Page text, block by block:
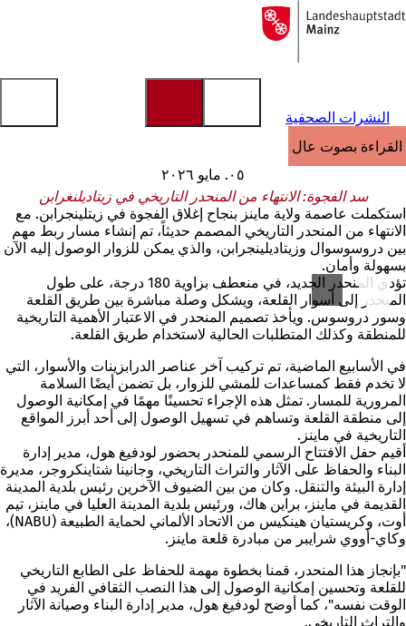
الانتقال إلى المحتوى
إلى
الصفحة
النشرات الصحفية
القراءة بصوت عالٍ
٠٥. مايو ٢٠٢٦
سد الفجوة: الانتهاء من المنحدر التاريخي في زيتاديلنغرابن
استكملت عاصمة ولاية ماينز بنجاح إغلاق الفجوة في زيتلينجرابن. مع
الانتهاء من المنحدر التاريخي المصمم حديثاً، تم إنشاء مسار ربط مهم
بين دروسوسوال وزيتاديلينجرابن، والذي يمكن للزوار الوصول إليه الآن
بسهولة وأمان.
تؤدي المنحدر الجديد، في منعطف بزاوية 180 درجة، على طول
المنحدر إلى أسوار القلعة، ويشكل وصلة مباشرة بين طريق القلعة
وسور دروسوس. ويأخذ تصميم المنحدر في الاعتبار الأهمية التاريخية
للمنطقة وكذلك المتطلبات الحالية لاستخدام طريق القلعة.
في الأسابيع الماضية، تم تركيب آخر عناصر الدرابزينات والأسوار، التي
لا تخدم فقط كمساعدات للمشي للزوار، بل تضمن أيضًا السلامة
المرورية للمسار. تمثل هذه الإجراء تحسينًا مهمًا في إمكانية الوصول
إلى منطقة القلعة وتساهم في تسهيل الوصول إلى أحد أبرز المواقع
التاريخية في ماينز.
أقيم حفل الافتتاح الرسمي للمنحدر بحضور لودفيغ هول، مدير إدارة
البناء والحفاظ على الآثار والتراث التاريخي، وجانينا شتاينكروجر، مديرة
إدارة البيئة والتنقل. وكان من بين الضيوف الآخرين رئيس بلدية المدينة
القديمة في ماينز، براين هاك، ورئيس بلدية المدينة العليا في ماينز، تيم
أوت، وكريستيان هينكيس من الاتحاد الألماني لحماية الطبيعة (NABU)،
وكاي-أووي شرايبر من مبادرة قلعة ماينز.
"بإنجاز هذا المنحدر، قمنا بخطوة مهمة للحفاظ على الطابع التاريخي
للقلعة وتحسين إمكانية الوصول إلى هذا النصب الثقافي الفريد في
الوقت نفسه"، كما أوضح لودفيغ هول، مدير إدارة البناء وصيانة الآثار
والتراث التاريخي.